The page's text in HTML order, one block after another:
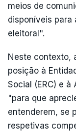
meios de
disponíveis para
eleitoral".
Neste contexto,
posição à
Social (ERC) e à
"para que
entenderem, se
respetivas